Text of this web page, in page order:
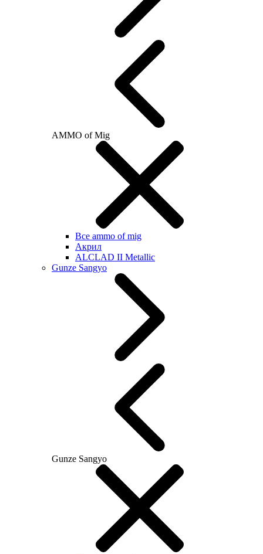
AMMO of Mig
Все ammo of mig
Акрил
ALCLAD II Metallic
Gunze Sangyo
Gunze Sangyo